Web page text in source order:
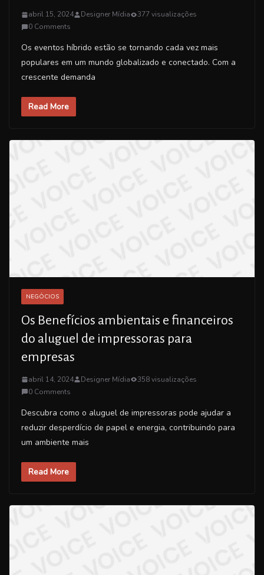
abril 15, 2024 Designer Mídia
377 visualizações
0 Comments
Os eventos híbrido estão se tornando cada vez mais
populares em um mundo globalizado e conectado. Com a
crescente demanda
Read More
NEGÓCIOS
Os Benefícios ambientais e financeiros
do aluguel de impressoras para
empresas
abril 14, 2024 Designer Mídia
358 visualizações
0 Comments
Descubra como o aluguel de impressoras pode ajudar a
reduzir desperdício de papel e energia, contribuindo para
um ambiente mais
Read More